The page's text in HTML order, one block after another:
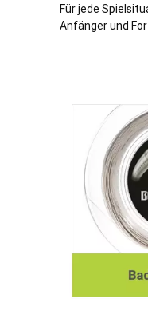
Für jede
Anfänger und